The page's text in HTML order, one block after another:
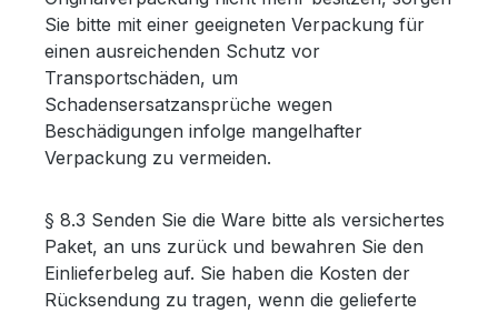
Sie bitte mit einer geeigneten Verpackung für
einen ausreichenden Schutz vor
Transportschäden, um
Schadensersatzansprüche wegen
Beschädigungen infolge mangelhafter
Verpackung zu vermeiden.
§ 8.3 Senden Sie die Ware bitte als versichertes
Paket, an uns zurück und bewahren Sie den
Einlieferbeleg auf. Sie haben die Kosten der
Rücksendung zu tragen, wenn die gelieferte